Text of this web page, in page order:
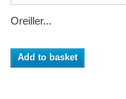
Oreiller...
Add to basket